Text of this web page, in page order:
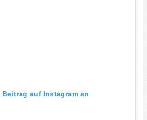
auf Instagram an